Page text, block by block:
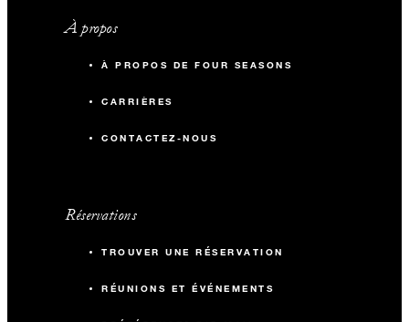
À propos
À PROPOS DE FOUR SEASONS
CARRIÈRES
CONTACTEZ-NOUS
Réservations
TROUVER UNE RÉSERVATION
RÉUNIONS ET ÉVÉNEMENTS